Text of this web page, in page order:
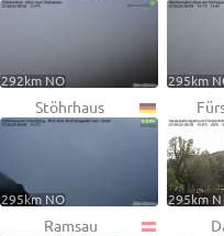
292km NO 295km
Stöhrhaus
295km NO 295km N
Ramsau